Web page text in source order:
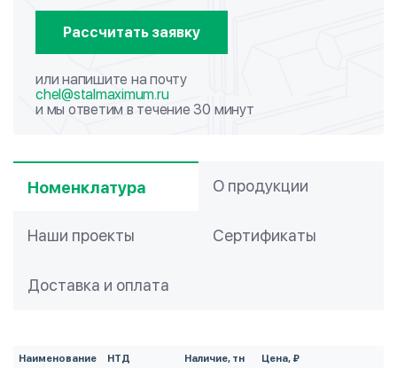
Рассчитать заявку
или напишите на почту
chel@stalmaximum.ru
и мы ответим в течение 30 минут
Номенклатура О продукции
Наши проекты Сертификаты
Доставка и оплата
Наименование НТД Наличие, тн Цена, ₽